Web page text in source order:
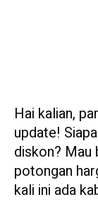
Hai kalian,
update!
diskon? Mau
potongan
kali ini ada